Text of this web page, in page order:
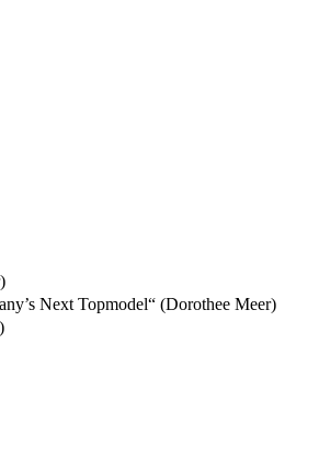
Next Topmodel“ (Dorothee Meer)